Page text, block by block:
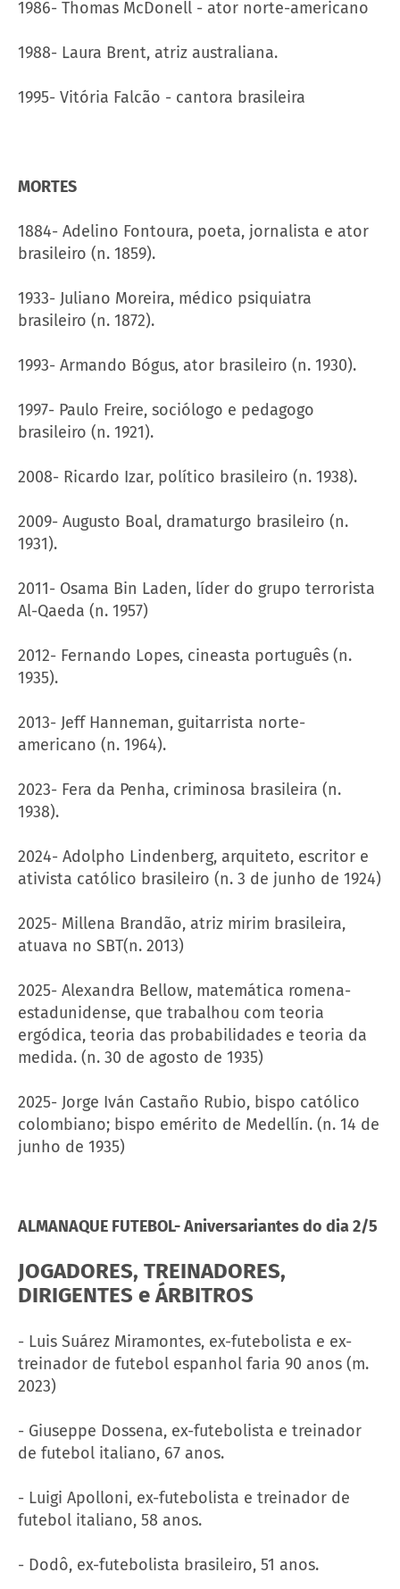
1986- Thomas McDonell - ator norte-americano
1988- Laura Brent, atriz australiana.
1995- Vitória Falcão - cantora brasileira
MORTES
1884- Adelino Fontoura, poeta, jornalista e ator
brasileiro (n. 1859).
1933- Juliano Moreira, médico psiquiatra
brasileiro (n. 1872).
1993- Armando Bógus, ator brasileiro (n. 1930).
1997- Paulo Freire, sociólogo e pedagogo
brasileiro (n. 1921).
2008- Ricardo Izar, político brasileiro (n. 1938).
2009- Augusto Boal, dramaturgo brasileiro (n.
1931).
2011- Osama Bin Laden, líder do grupo terrorista
Al-Qaeda (n. 1957)
2012- Fernando Lopes, cineasta português (n.
1935).
2013- Jeff Hanneman, guitarrista norte-
americano (n. 1964).
2023- Fera da Penha, criminosa brasileira (n.
1938).
2024- Adolpho Lindenberg, arquiteto, escritor e
ativista católico brasileiro (n. 3 de junho de 1924)
2025- Millena Brandão, atriz mirim brasileira,
atuava no SBT(n. 2013)
2025- Alexandra Bellow, matemática romena-
estadunidense, que trabalhou com teoria
ergódica, teoria das probabilidades e teoria da
medida. (n. 30 de agosto de 1935)
2025- Jorge Iván Castaño Rubio, bispo católico
colombiano; bispo emérito de Medellín. (n. 14 de
junho de 1935)
ALMANAQUE FUTEBOL- Aniversariantes do dia 2/5
JOGADORES, TREINADORES,
DIRIGENTES e ÁRBITROS
- Luis Suárez Miramontes, ex-futebolista e ex-
treinador de futebol espanhol faria 90 anos (m.
2023)
- Giuseppe Dossena, ex-futebolista e treinador
de futebol italiano, 67 anos.
- Luigi Apolloni, ex-futebolista e treinador de
futebol italiano, 58 anos.
- Dodô, ex-futebolista brasileiro, 51 anos.